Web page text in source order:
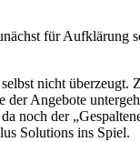
für
nicht überzeugt.
der Angebote
noch der
Solutions ins Spiel.